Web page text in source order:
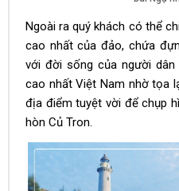
Ngoài ra quý khách có thể
cao nhất của đảo, chứa
với đời sống của người
cao nhất Việt Nam nhờ tọa
địa điểm tuyệt vời để chụp
hòn Củ Tron.